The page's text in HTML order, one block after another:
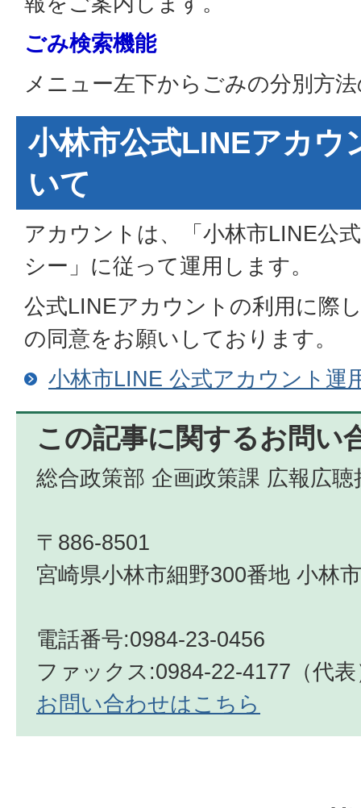
ごみ検索機能
メニュー左下からごみの分別方
小林市公式LINEアカウ
いて
アカウントは、「小林市LINE公
シー」に従って運用します。
公式LINEアカウントの利用に際
の同意をお願いしております。
小林市LINE 公式アカウント運
この記事に関するお問い
総合政策部 企画政策課 広報広聴
〒886-8501
宮崎県小林市細野300番地 小林
電話番号:0984-23-0456
ファックス:0984-22-4177（代表
お問い合わせはこちら